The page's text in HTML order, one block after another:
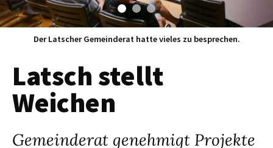
Der Latscher Gemeinderat hatte vieles zu besprechen.
Latsch stellt
Weichen
Gemeinderat genehmigt Projekte